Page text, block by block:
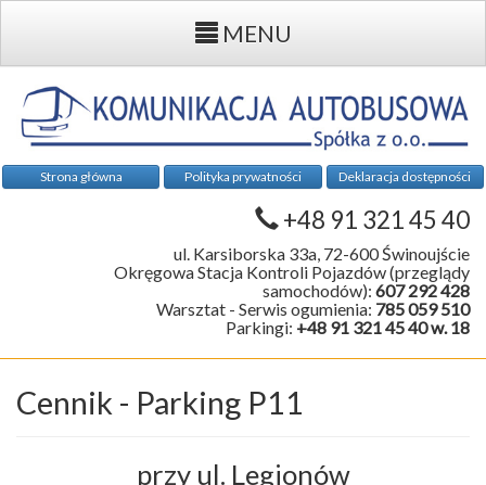
MENU
Strona główna Polityka prywatności Deklaracja dostępności
+48 91 321 45 40
ul. Karsiborska 33a, 72-600 Świnoujście
Okręgowa Stacja Kontroli Pojazdów (przeglądy
samochodów): 607 292 428
Warsztat - Serwis ogumienia: 785 059 510
Parkingi: +48 91 321 45 40 w. 18
Cennik - Parking P11
przy ul. Legionów